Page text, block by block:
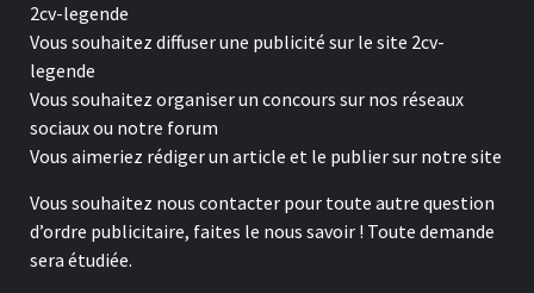
2cv-legende
Vous souhaitez diffuser une publicité sur le site 2cv-
legende
Vous souhaitez organiser un concours sur nos réseaux
sociaux ou notre forum
Vous aimeriez rédiger un article et le publier sur notre site
Vous souhaitez nous contacter pour toute autre question
d’ordre publicitaire, faites le nous savoir ! Toute demande
sera étudiée.